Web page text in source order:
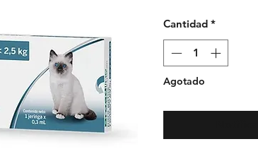
Cantidad *
Agotado